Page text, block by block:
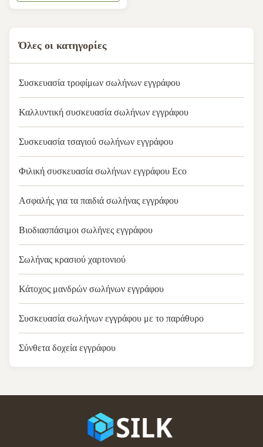
Όλες οι κατηγορίες
Συσκευασία τροφίμων σωλήνων εγγράφου
Καλλυντική συσκευασία σωλήνων εγγράφου
Συσκευασία τσαγιού σωλήνων εγγράφου
Φιλική συσκευασία σωλήνων εγγράφου Eco
Ασφαλής για τα παιδιά σωλήνας εγγράφου
Βιοδιασπάσιμοι σωλήνες εγγράφου
Σωλήνας κρασιού χαρτονιού
Κάτοχος μανδρών σωλήνων εγγράφου
Συσκευασία σωλήνων εγγράφου με το παράθυρο
Σύνθετα δοχεία εγγράφου